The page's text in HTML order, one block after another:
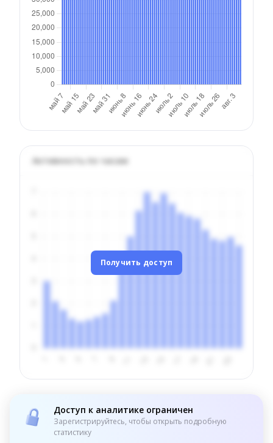
Активность по часам
Получить доступ
Доступ к аналитике ограничен
Зарегистрируйтесь, чтобы открыть подробную
статистику